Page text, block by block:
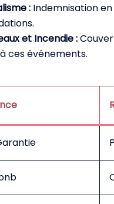
: Indemnisation
et Incendie :
ces événements.